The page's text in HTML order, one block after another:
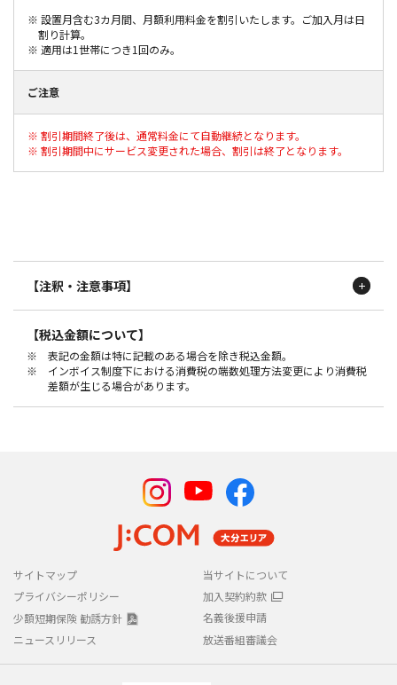
※ 設置⽉含む3カ⽉間、⽉額利⽤料⾦を割引いたします。ご加⼊⽉は⽇
割り計算。
※ 適⽤は1世帯につき1回のみ。
ご注意
※ 割引期間終了後は、通常料⾦にて⾃動継続となります。
※ 割引期間中にサービス変更された場合、割引は終了となります。
【注釈・注意事項】
【録画⽤ハードディスク（J:COM LINK専⽤）について】
※ ご利⽤にはJ:COM LINKでのJ:COM TVご契約が必要です。ハードディ
スク単体のご利⽤はできません。また、メーカー・機種・⾊はお選び
いただけません。
（MAL32000EX3/BK-JS）（2TB）。
※ 仕様:［USB部］インターフェース:3.0/2.0、［端⼦数］１、［端⼦形
作環境］温度0〜40℃／湿度20〜80%（結露なきこと）。
※ クーリング・オフについて:1.設置⼯事⽇から8⽇を経過する⽇までに
弊社に書面でお申し出いただければ、本機器の契約を解除することが
できます。2.既に本機器がお客さまに引き渡されている場合は、当該
機器の引き取りに要する費用は弊社が負担いたします。
※ ご希望のお客さまには、特定商取引法に基づく表示全文を記載した書
【税込金額について】
※ 表記の金額は特に記載のある場合を除き税込金額。
※ インボイス制度下における消費税の端数処理方法変更により消費税
差額が生じる場合があります。
サイトマップ
当サイトについて
プライバシーポリシー
加入契約約款
少額短期保険 勧誘方針
名義後援申請
ニュースリリース
放送番組審議会